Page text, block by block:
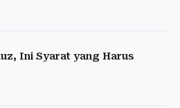
Ini Syarat yang Harus